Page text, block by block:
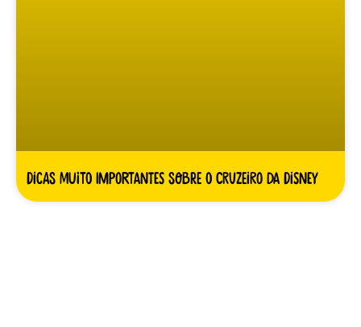
Dicas MUITO importantes sobre o cruzeiro da Disney